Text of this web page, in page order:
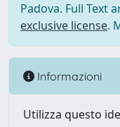
Padova. Full Text
exclusive license.
Informazioni
Utilizza questo